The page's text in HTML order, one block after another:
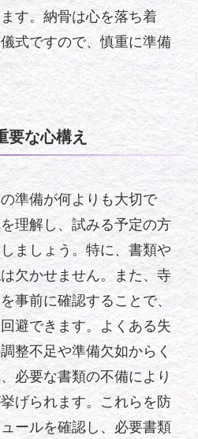
す。納骨は心を落ち着
式ですので、慎重に準備
要な心構え
準備が何よりも大切で
理解し、試みる予定の方
ましょう。特に、書類や
欠かせません。また、寺
事前に確認することで、
避できます。よくある失
整不足や準備欠如からく
必要な書類の不備により
げられます。これらを防
ールを確認し、必要書類